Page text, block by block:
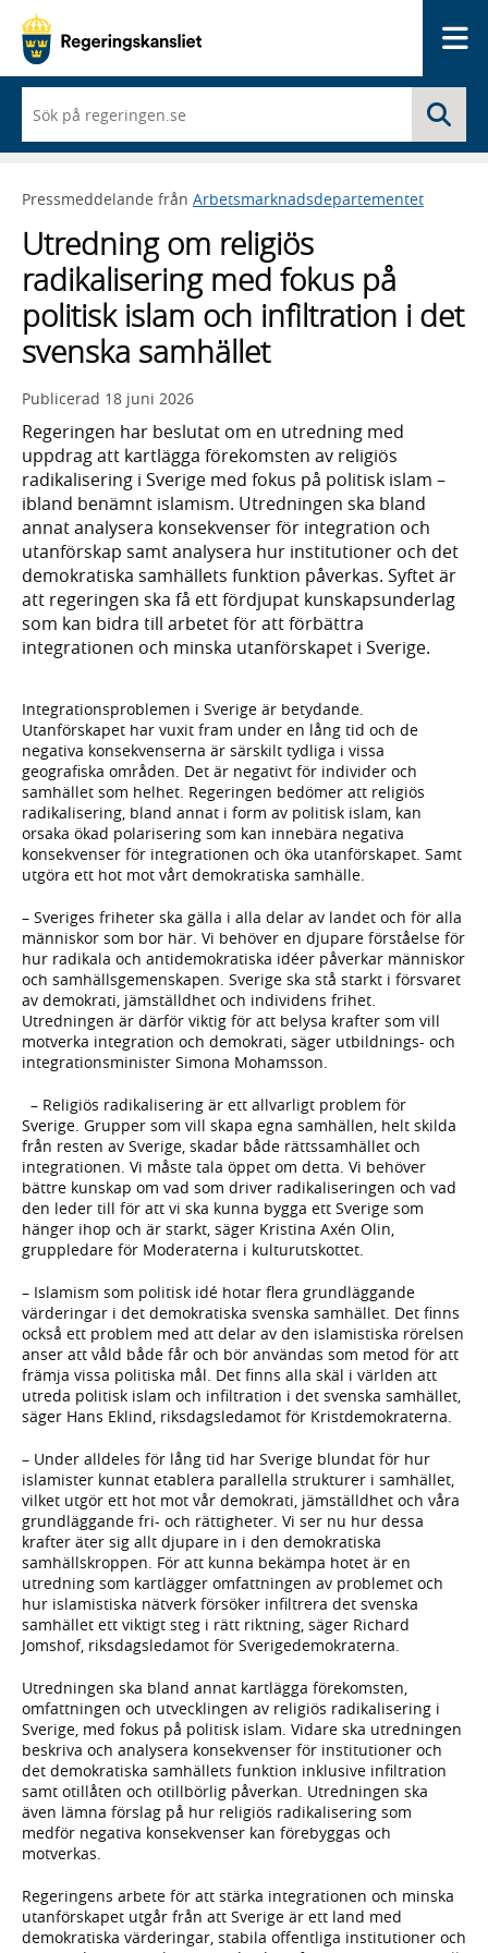
du
börjar
skriva
framträder
lista
med
sökförslag
Pressmeddelande från Arbetsmarknadsdepartementet
Utredning om religiös
radikalisering med fokus på
politisk islam och infiltration i det
svenska samhället
Publicerad 18 juni 2026
Regeringen har beslutat om en utredning med
uppdrag att kartlägga förekomsten av religiös
radikalisering i Sverige med fokus på politisk islam –
ibland benämnt islamism. Utredningen ska bland
annat analysera konsekvenser för integration och
utanförskap samt analysera hur institutioner och det
demokratiska samhällets funktion påverkas. Syftet är
att regeringen ska få ett fördjupat kunskapsunderlag
som kan bidra till arbetet för att förbättra
integrationen och minska utanförskapet i Sverige.
Integrationsproblemen i Sverige är betydande.
Utanförskapet har vuxit fram under en lång tid och de
negativa konsekvenserna är särskilt tydliga i vissa
geografiska områden. Det är negativt för individer och
samhället som helhet. Regeringen bedömer att religiös
radikalisering, bland annat i form av politisk islam, kan
orsaka ökad polarisering som kan innebära negativa
konsekvenser för integrationen och öka utanförskapet. Samt
utgöra ett hot mot vårt demokratiska samhälle.
– Sveriges friheter ska gälla i alla delar av landet och för alla
människor som bor här. Vi behöver en djupare förståelse för
hur radikala och antidemokratiska idéer påverkar människor
och samhällsgemenskapen. Sverige ska stå starkt i försvaret
av demokrati, jämställdhet och individens frihet.
Utredningen är därför viktig för att belysa krafter som vill
motverka integration och demokrati, säger utbildnings- och
integrationsminister Simona Mohamsson.
– Religiös radikalisering är ett allvarligt problem för
Sverige. Grupper som vill skapa egna samhällen, helt skilda
från resten av Sverige, skadar både rättssamhället och
integrationen. Vi måste tala öppet om detta. Vi behöver
bättre kunskap om vad som driver radikaliseringen och vad
den leder till för att vi ska kunna bygga ett Sverige som
hänger ihop och är starkt, säger Kristina Axén Olin,
gruppledare för Moderaterna i kulturutskottet.
– Islamism som politisk idé hotar flera grundläggande
värderingar i det demokratiska svenska samhället. Det finns
också ett problem med att delar av den islamistiska rörelsen
anser att våld både får och bör användas som metod för att
främja vissa politiska mål. Det finns alla skäl i världen att
utreda politisk islam och infiltration i det svenska samhället,
säger Hans Eklind, riksdagsledamot för Kristdemokraterna.
– Under alldeles för lång tid har Sverige blundat för hur
islamister kunnat etablera parallella strukturer i samhället,
vilket utgör ett hot mot vår demokrati, jämställdhet och våra
grundläggande fri- och rättigheter. Vi ser nu hur dessa
krafter äter sig allt djupare in i den demokratiska
samhällskroppen. För att kunna bekämpa hotet är en
utredning som kartlägger omfattningen av problemet och
hur islamistiska nätverk försöker infiltrera det svenska
samhället ett viktigt steg i rätt riktning, säger Richard
Jomshof, riksdagsledamot för Sverigedemokraterna.
Utredningen ska bland annat kartlägga förekomsten,
omfattningen och utvecklingen av religiös radikalisering i
Sverige, med fokus på politisk islam. Vidare ska utredningen
beskriva och analysera konsekvenser för institutioner och
det demokratiska samhällets funktion inklusive infiltration
samt otillåten och otillbörlig påverkan. Utredningen ska
även lämna förslag på hur religiös radikalisering som
medför negativa konsekvenser kan förebyggas och
motverkas.
Regeringens arbete för att stärka integrationen och minska
utanförskapet utgår från att Sverige är ett land med
demokratiska värderingar, stabila offentliga institutioner och